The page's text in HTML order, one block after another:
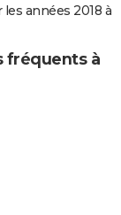
années 2018 à
fréquents à